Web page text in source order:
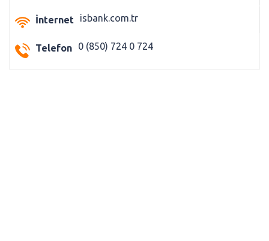
İnternet isbank.com.tr
Telefon 0 (850) 724 0 724